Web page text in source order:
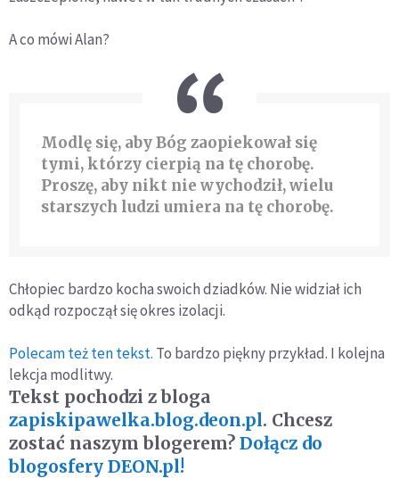
A co mówi Alan?
Modlę się, aby Bóg zaopiekował się
tymi, którzy cierpią na tę chorobę.
Proszę, aby nikt nie wychodził, wielu
starszych ludzi umiera na tę chorobę.
Chłopiec bardzo kocha swoich dziadków. Nie widział ich
odkąd rozpoczął się okres izolacji.
Polecam też ten tekst. To bardzo piękny przykład. I kolejna
lekcja modlitwy.
Tekst pochodzi z bloga
zapiskipawelka.blog.deon.pl. Chcesz
zostać naszym blogerem? Dołącz do
blogosfery DEON.pl!